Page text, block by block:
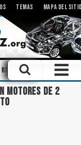
TEMAS MAPA DEL
Rodamientos
MOTORES DE 2